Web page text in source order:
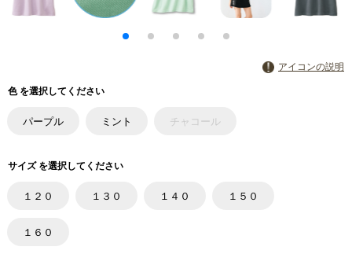
アイコンの説明
色 を選択してください
パープル ミント チャコール
サイズ を選択してください
１２０ １３０ １４０ １５０
１６０